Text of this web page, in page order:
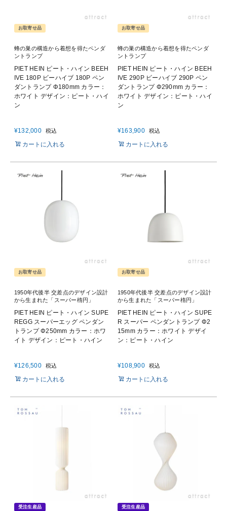
お取寄せ品
蜂の巣の構造から着想を得たペンダ
ントランプ
PIET HEIN ピート・ハイン BEEH
IVE 180P ビーハイブ 180P ペン
ダントランプ Φ180mm カラー：
ホワイト デザイン：ピート・ハイ
ン
¥132,000 税込
カートに入れる
お取寄せ品
蜂の巣の構造から着想を得たペンダ
ントランプ
PIET HEIN ピート・ハイン BEEH
IVE 290P ビーハイブ 290P ペン
ダントランプ Φ290mm カラー：
ホワイト デザイン：ピート・ハイ
ン
¥163,900 税込
カートに入れる
お取寄せ品
1950年代後半 交差点のデザイン設計
から生まれた「スーパー楕円」
PIET HEIN ピート・ハイン SUPE
REGG スーパーエッグ ペンダン
トランプ Φ250mm カラー：ホワ
イト デザイン：ピート・ハイン
¥126,500 税込
カートに入れる
お取寄せ品
1950年代後半 交差点のデザイン設計
から生まれた「スーパー楕円」
PIET HEIN ピート・ハイン SUPE
R スーパー ペンダントランプ Φ2
15mm カラー：ホワイト デザイ
ン：ピート・ハイン
¥108,900 税込
カートに入れる
受注生産品 受注生産品